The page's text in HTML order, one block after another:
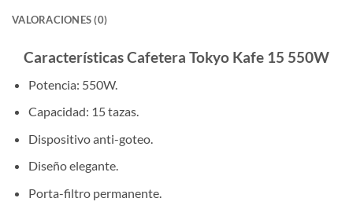
VALORACIONES (0)
Características Cafetera Tokyo Kafe 15 550W
Potencia: 550W.
Capacidad: 15 tazas.
Dispositivo anti-goteo.
Diseño elegante.
Porta-filtro permanente.